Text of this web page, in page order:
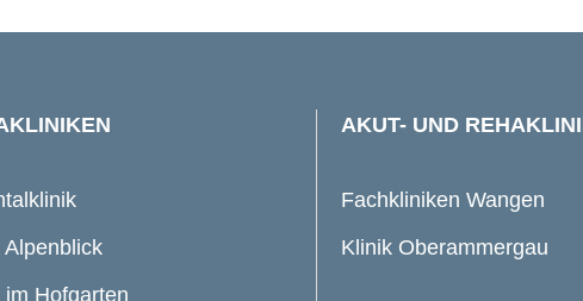
Alpenblick
im Hofgarten
AKUT- UND
Fachkliniken Wangen
Klinik Oberammergau